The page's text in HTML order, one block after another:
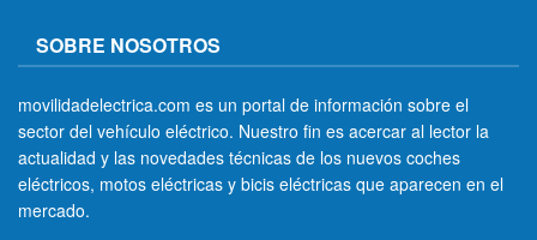
SOBRE NOSOTROS
movilidadelectrica.com es un portal de información sobre el
sector del vehículo eléctrico. Nuestro fin es acercar al lector la
actualidad y las novedades técnicas de los nuevos coches
eléctricos, motos eléctricas y bicis eléctricas que aparecen en el
mercado.